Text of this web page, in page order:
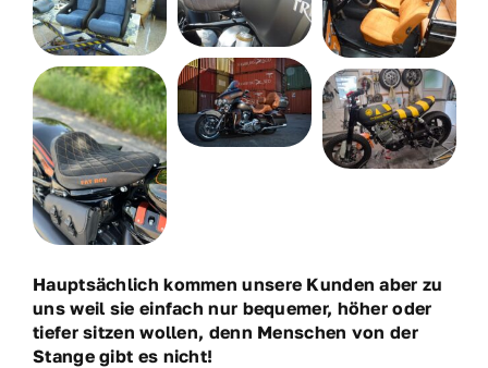
Hauptsächlich kommen unsere Kunden aber zu
uns weil sie einfach nur bequemer, höher oder
tiefer sitzen wollen, denn Menschen von der
Stange gibt es nicht!